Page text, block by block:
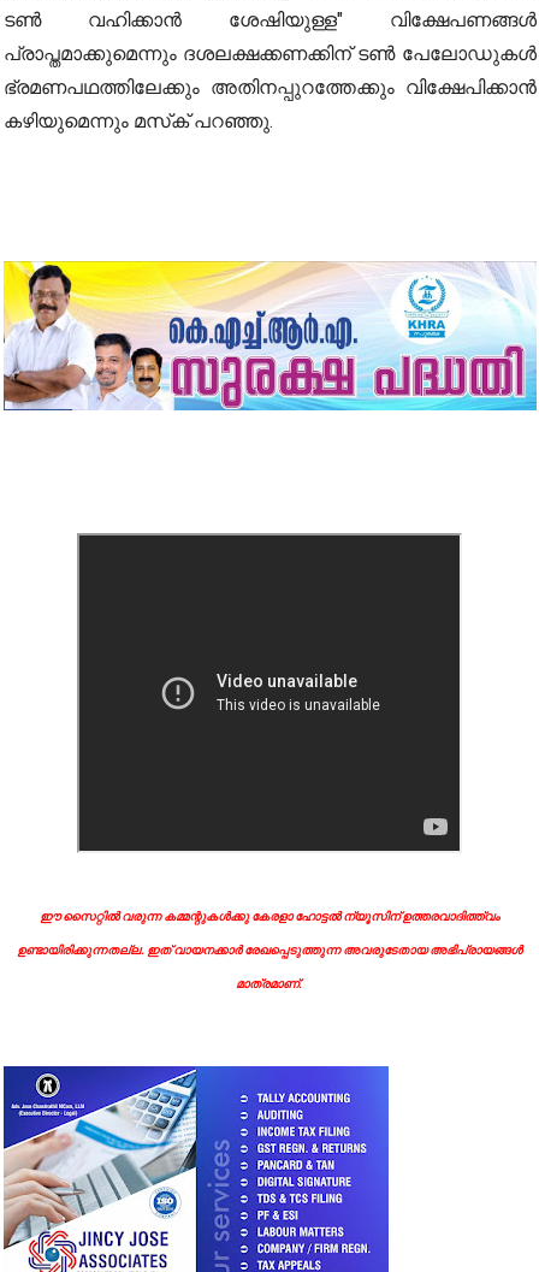
ടൺ വഹിക്കാൻ ശേഷിയുള്ള" വിക്ഷേപണങ്ങൾ
പ്രാപ്തമാക്കുമെന്നും ദശലക്ഷക്കണക്കിന് ടൺ പേലോഡുകൾ
ഭ്രമണപഥത്തിലേക്കും അതിനപ്പുറത്തേക്കും വിക്ഷേപിക്കാൻ
കഴിയുമെന്നും മസ്‌ക് പറഞ്ഞു.
ഈ സൈറ്റിൽ വരുന്ന കമ്മന്റുകൾക്കു കേരളാ ഹോട്ടൽ ന്യൂസിന് ഉത്തരവാദിത്ത്വം
ഉണ്ടായിരിക്കുന്നതല്ല. ഇത് വായനക്കാർ രേഖപ്പെടുത്തുന്ന അവരുടേതായ അഭിപ്രായങ്ങൾ
മാത്രമാണ്.